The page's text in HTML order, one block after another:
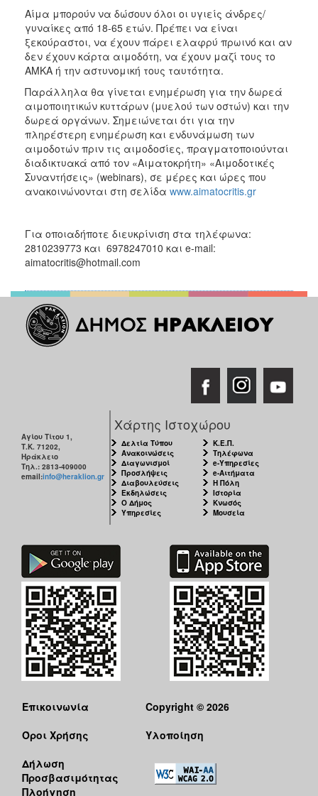
Αίμα μπορούν να δώσουν όλοι οι υγιείς άνδρες/
γυναίκες από 18-65 ετών. Πρέπει να είναι
ξεκούραστοι, να έχουν πάρει ελαφρύ πρωινό και αν
δεν έχουν κάρτα αιμοδότη, να έχουν μαζί τους το
ΑΜΚΑ ή την αστυνομική τους ταυτότητα.
Παράλληλα θα γίνεται ενημέρωση για την δωρεά
αιμοποιητικών κυττάρων (μυελού των οστών) και την
δωρεά οργάνων. Σημειώνεται ότι για την
πληρέστερη ενημέρωση και ενδυνάμωση των
αιμοδοτών πριν τις αιμοδοσίες, πραγματοποιούνται
διαδικτυακά από τον «Αιματοκρήτη» «Αιμοδοτικές
Συναντήσεις» (webinars), σε μέρες και ώρες που
ανακοινώνονται στη σελίδα www.aimatocritis.gr
Για οποιαδήποτε διευκρίνιση στα τηλέφωνα:
2810239773 και 6978247010 και e-mail:
aimatocritis@hotmail.com
Αγίου Τίτου 1,
Τ.Κ. 71202,
Ηράκλειο
Τηλ.: 2813-409000
email:info@heraklion.gr
Χάρτης Ιστοχώρου
Δελτία Τύπου
Ανακοινώσεις
Διαγωνισμοί
Προσλήψεις
Διαβουλεύσεις
Εκδηλώσεις
Ο Δήμος
Υπηρεσίες
Κ.Ε.Π.
Τηλέφωνα
e-Υπηρεσίες
e-Αιτήματα
Η Πόλη
Ιστορία
Κνωσός
Μουσεία
Επικοινωνία
Όροι Χρήσης
Δήλωση
Προσβασιμότητας
Πλοήγηση
Copyright © 2026
Υλοποίηση